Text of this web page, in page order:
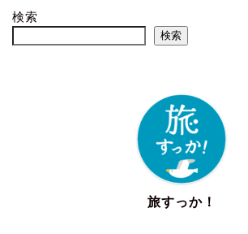
検索
検索
旅すっか！